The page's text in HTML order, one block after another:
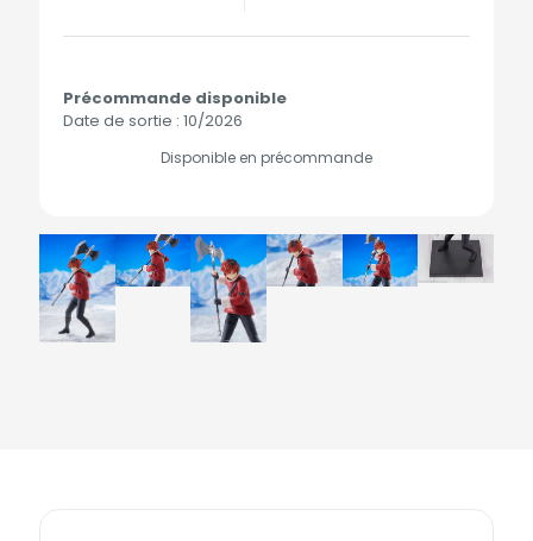
Précommande disponible
Date de sortie : 10/2026
Disponible en précommande